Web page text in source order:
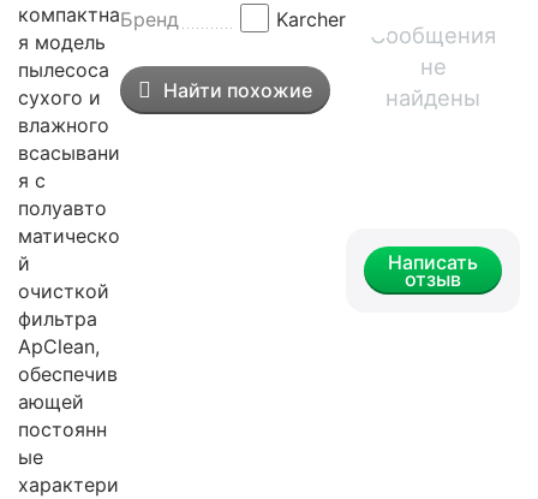
компактна
я модель
пылесоса
сухого и
влажного
всасывани
я с
полуавто
матическо
й
очисткой
фильтра
ApClean,
обеспечив
ающей
постоянн
ые
характери
Бренд Karcher
Найти похожие
Сообщения
не
найдены
Написать
отзыв